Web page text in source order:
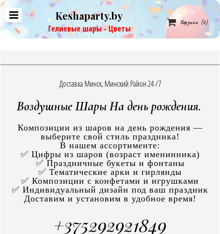
Keshaparty.by
Гелиевые шары - Цветы
 Корзина (0)
Доставка Минск, Минский Район 24 /7
Воздушные Шары На день рождения.
Композиции из шаров на день рождения —
выберите свой стиль праздника!
В нашем ассортименте:
✅ Цифры из шаров (возраст именинника)
✅ Праздничные букеты и фонтаны
✅ Тематические арки и гирлянды
✅ Композиции с конфетами и игрушками
✅ Индивидуальный дизайн под ваш праздник
Доставим и установим в удобное время!
+375292921849